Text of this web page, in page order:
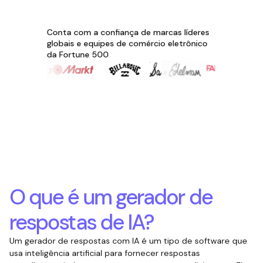
Conta com a confiança de marcas líderes
globais e equipes de comércio eletrônico
da Fortune 500
O que é um gerador de
respostas de IA?
Um gerador de respostas com IA é um tipo de software que
usa inteligência artificial para fornecer respostas